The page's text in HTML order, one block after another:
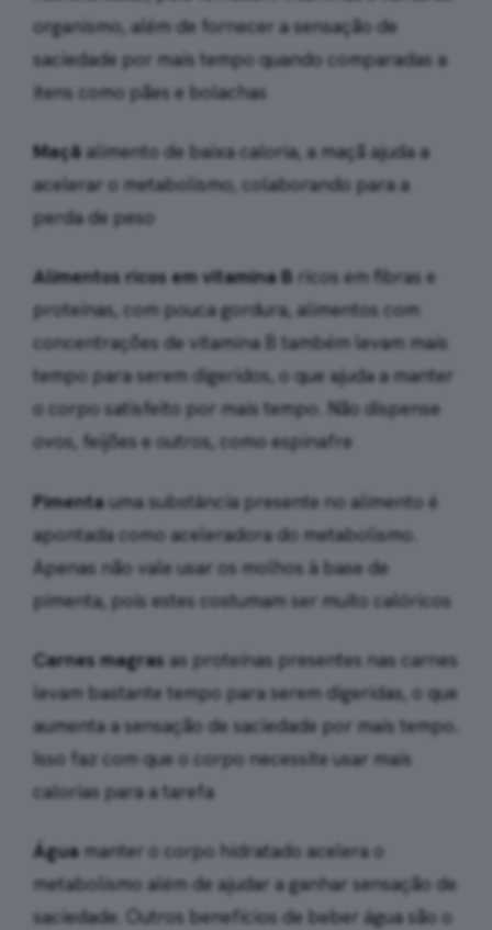
organismo, além de fornecer a sensação de
saciedade por mais tempo quando comparadas a
itens como pães e bolachas
Maçã alimento de baixa caloria, a maçã ajuda a
acelerar o metabolismo, colaborando para a
perda de peso
Alimentos ricos em vitamina B ricos em fibras e
proteínas, com pouca gordura, alimentos com
concentrações de vitamina B também levam mais
tempo para serem digeridos, o que ajuda a manter
o corpo satisfeito por mais tempo. Não dispense
ovos, feijões e outros, como espinafre
Pimentauma substância presente no alimento é
apontada como aceleradora do metabolismo.
Apenas não vale usar os molhos à base de
pimenta, pois estes costumam ser muito calóricos
Carnes magras as proteínas presentes nas carnes
levam bastante tempo para serem digeridas, o que
aumenta a sensação de saciedade por mais tempo.
Isso faz com que o corpo necessite usar mais
calorias para a tarefa
Água manter o corpo hidratado acelera o
metabolismo além de ajudar a ganhar sensação de
saciedade. Outros benefícios de beber água são o